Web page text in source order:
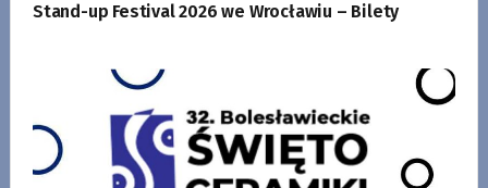
Stand-up Festival 2026 we Wrocławiu – Bilety